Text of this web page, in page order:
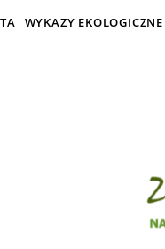
WYKAZY EKOLOGICZNE